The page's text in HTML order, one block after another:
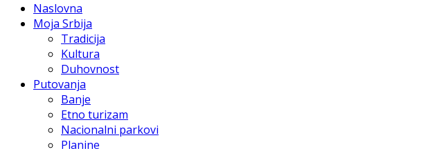
Naslovna
Moja Srbija
Tradicija
Kultura
Duhovnost
Putovanja
Banje
Etno turizam
Nacionalni parkovi
Planine